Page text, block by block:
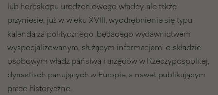
lub horoskopu urodzeniowego władcy, ale także
przyniesie, już w wieku XVIII, wyodrębnienie się typu
kalendarza politycznego, będącego wydawnictwem
wyspecjalizowanym, służącym informacjami o składzie
osobowym władz państwa i urzędów w Rzeczypospolitej,
dynastiach panujących w Europie, a nawet publikującym
prace historyczne.